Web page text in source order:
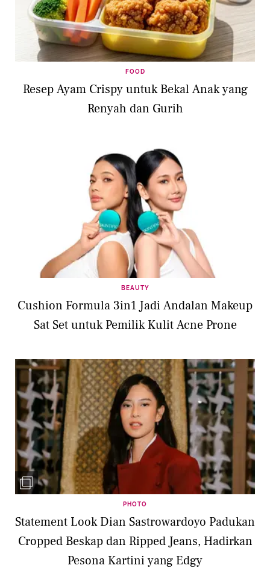
FOOD
Resep Ayam Crispy untuk Bekal Anak yang
Renyah dan Gurih
BEAUTY
Cushion Formula 3in1 Jadi Andalan Makeup
Sat Set untuk Pemilik Kulit Acne Prone
PHOTO
Statement Look Dian Sastrowardoyo Padukan
Cropped Beskap dan Ripped Jeans, Hadirkan
Pesona Kartini yang Edgy